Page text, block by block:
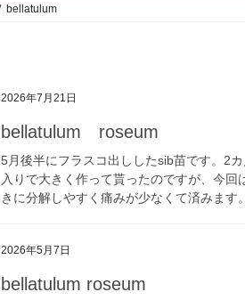
bellatulum
2026年7月21日
bellatulum roseum
5月後半にフラスコ出ししたsib苗です。2
入りで大きく作って貰ったのですが、今
きに分解しやすく痛みが少なくて済みま
2026年5月7日
bellatulum roseum